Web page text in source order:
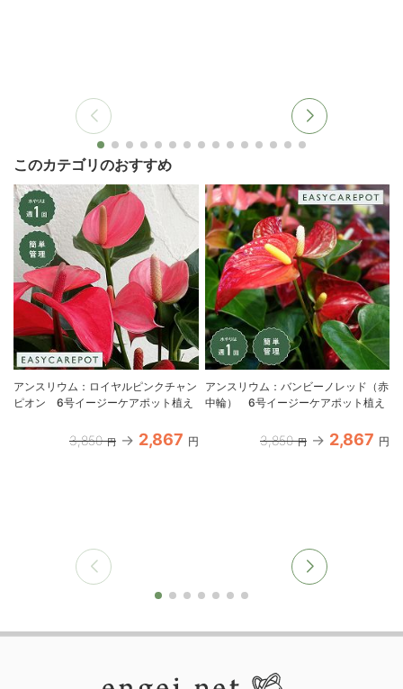
このカテゴリのおすすめ
アンスリウム：ロイヤルピンクチャン
ピオン 6号イージーケアポット植え
3,850 円 2,867 円
アンスリウム：バンビーノレッド（赤
中輪） 6号イージーケアポット植え
3,850 円 2,867 円